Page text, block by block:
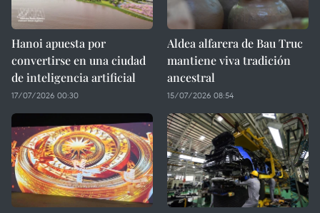
Hanoi apuesta por
convertirse en una ciudad
de inteligencia artificial
17/07/2026 00:30
Aldea alfarera de Bau Truc
mantiene viva tradición
ancestral
15/07/2026 08:54